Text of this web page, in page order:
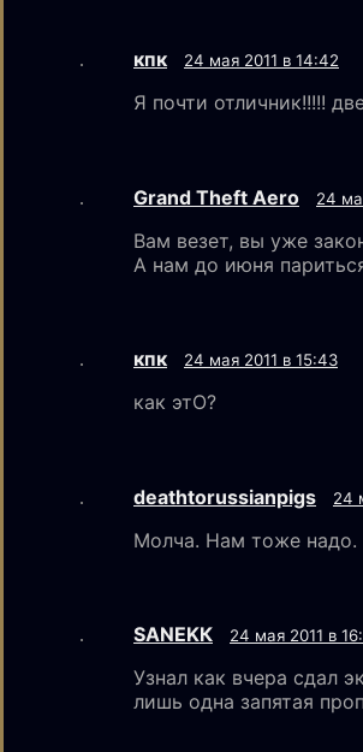
кпк 24 мая 2011 в 14:42
Я почти отличник!!!!!
Grand Theft Aero 24
Вам везет, вы уже
А нам до июня
кпк 24 мая 2011 в 15:43
как этО?
deathtorussianpigs 24
Молча. Нам тоже надо.
SANEKК 24 мая 2011 в
Узнал как вчера сдал
лишь одна запятая